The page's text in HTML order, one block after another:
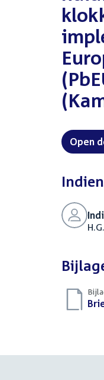
Open